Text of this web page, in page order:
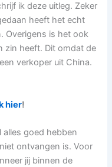
ik deze uitleg. Zeker
heeft het echt
Overigens is het ook
zin heeft. Dit omdat de
verkoper uit China.
hier!
alles goed hebben
ontvangen is. Voor
jij binnen de